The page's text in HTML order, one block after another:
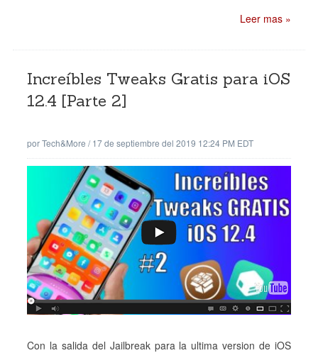
Leer mas »
Increíbles Tweaks Gratis para iOS
12.4 [Parte 2]
porTech&More /17 de septiembre del 2019 12:24 PM EDT
Con la salida del Jailbreak para la ultima version de iOS